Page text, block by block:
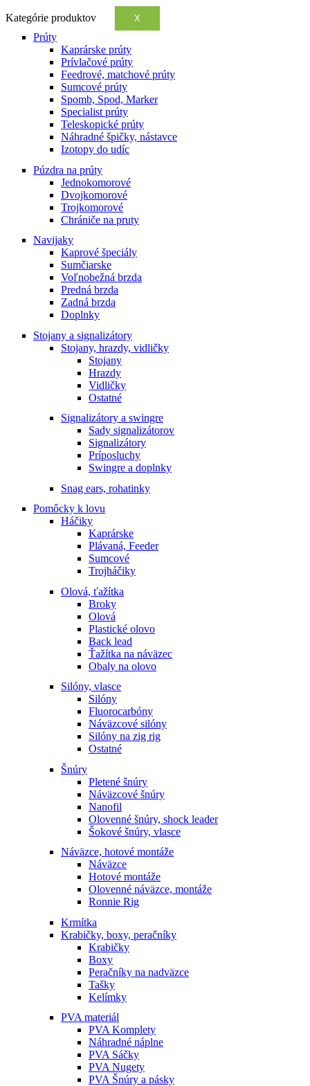
Kategórie produktov X
Prúty
Kaprárske prúty
Prívlačové prúty
Feedrové, matchové prúty
Sumcové prúty
Spomb, Spod, Marker
Specialist prúty
Teleskopické prúty
Náhradné špičky, nástavce
Izotopy do udíc
Púzdra na prúty
Jednokomorové
Dvojkomorové
Trojkomorové
Chrániče na pruty
Navijaky
Kaprové špeciály
Sumčiarske
Voľnobežná brzda
Predná brzda
Zadná brzda
Doplnky
Stojany a signalizátory
Stojany, hrazdy, vidličky
Stojany
Hrazdy
Vidličky
Ostatné
Signalizátory a swingre
Sady signalizátorov
Signalizátory
Príposluchy
Swingre a doplnky
Snag ears, rohatinky
Pomôcky k lovu
Háčiky
Kaprárske
Plávaná, Feeder
Sumcové
Trojháčiky
Olová, ťažítka
Broky
Olová
Plastické olovo
Back lead
Ťažítka na náväzec
Obaly na olovo
Silóny, vlasce
Silóny
Fluorocarbóny
Náväzcové silóny
Silóny na zig rig
Ostatné
Šnúry
Pletené šnúry
Náväzcové šnúry
Nanofil
Olovenné šnúry, shock leader
Šokové šnúry, vlasce
Náväzce, hotové montáže
Náväzce
Hotové montáže
Olovenné náväzce, montáže
Ronnie Rig
Krmítka
Krabičky, boxy, peračníky
Krabičky
Boxy
Peračníky na nadväzce
Tašky
Kelímky
PVA materiál
PVA Komplety
Náhradné náplne
PVA Sáčky
PVA Nugety
PVA Šnúry a pásky